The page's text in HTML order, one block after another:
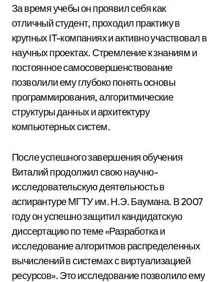
За время учебы он проявил себя как
отличный студент, проходил практику в
крупных IT-компаниях и активно участвовал в
научных проектах. Стремление к знаниям и
постоянное самосовершенствование
позволили ему глубоко понять основы
программирования, алгоритмические
структуры данных и архитектуру
компьютерных систем.
После успешного завершения обучения
Виталий продолжил свою научно-
исследовательскую деятельность в
аспирантуре МГТУ им. Н.Э. Баумана. В 2007
году он успешно защитил кандидатскую
диссертацию по теме «Разработка и
исследование алгоритмов распределенных
вычислений в системах с виртуализацией
ресурсов». Это исследование позволило ему